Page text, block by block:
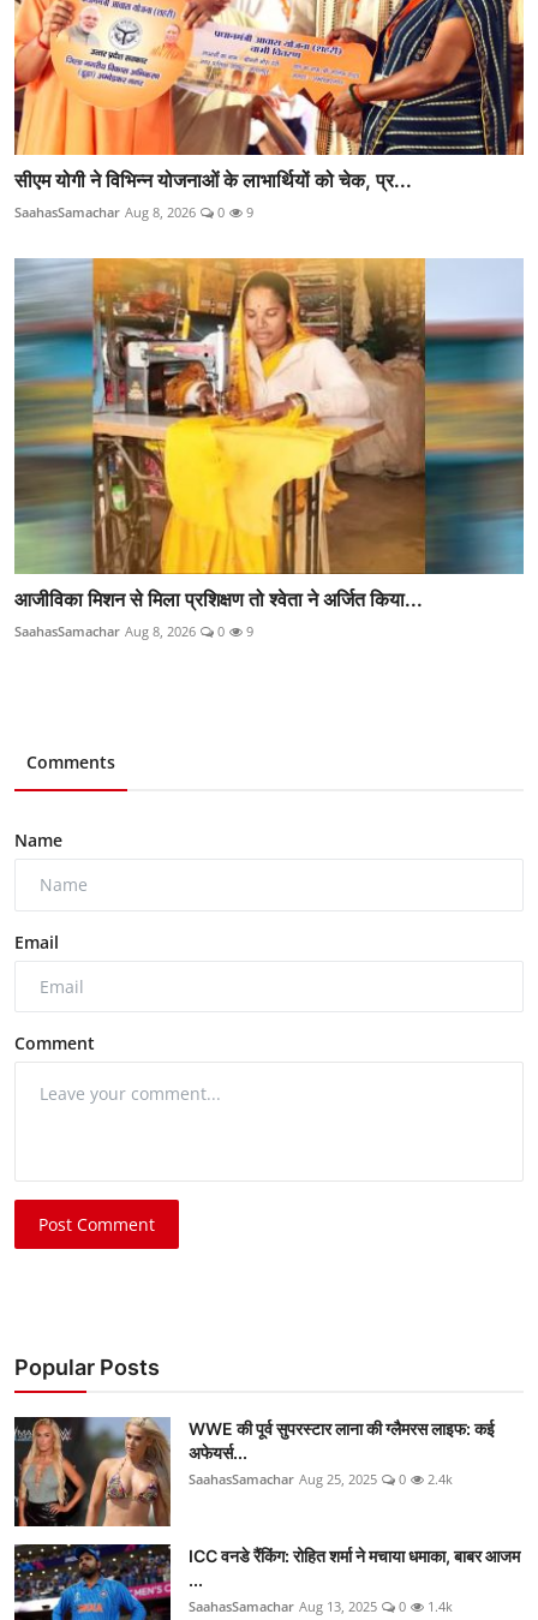
सीएम योगी ने विभिन्न योजनाओं के लाभार्थियों को चेक, प्र...
SaahasSamachar Aug 8, 2026 0 9
आजीविका मिशन से मिला प्रशिक्षण तो श्वेता ने अर्जित किया...
SaahasSamachar Aug 8, 2026 0 9
Comments
Name
Email
Comment
Post Comment
Popular Posts
WWE की पूर्व सुपरस्टार लाना की ग्लैमरस लाइफ: कई
अफेयर्स...
SaahasSamachar Aug 25, 2025 0 2.4k
ICC वनडे रैंकिंग: रोहित शर्मा ने मचाया धमाका, बाबर आजम
...
SaahasSamachar Aug 13, 2025 0 1.4k